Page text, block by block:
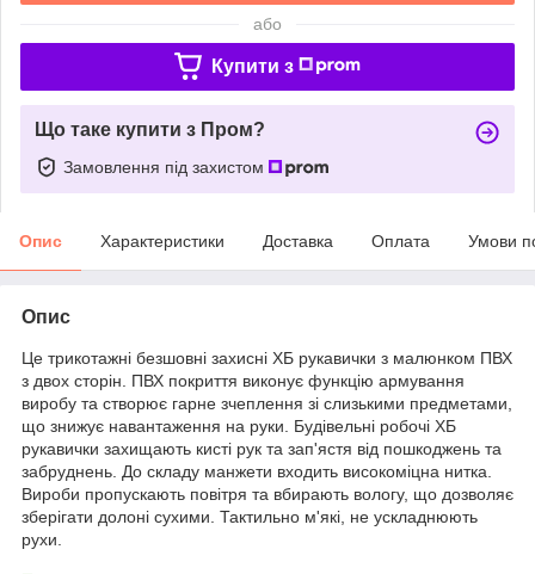
або
Купити з
Що таке купити з Пром?
Замовлення під захистом
Опис Характеристики Доставка Оплата Умови
Опис
Це трикотажні безшовні захисні ХБ рукавички з малюнком ПВХ
з двох сторін. ПВХ покриття виконує функцію армування
виробу та створює гарне зчеплення зі слизькими предметами,
що знижує навантаження на руки. Будівельні робочі ХБ
рукавички захищають кисті рук та зап'ястя від пошкоджень та
забруднень. До складу манжети входить високоміцна нитка.
Вироби пропускають повітря та вбирають вологу, що дозволяє
зберігати долоні сухими. Тактильно м'які, не ускладнюють
рухи.